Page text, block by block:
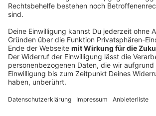
macht." Und weiter sagt sie: "Uns
einfach wahnsinnig im Kopf herum.“
haben sie nun aufgeschrieben und
mit persönlichen Geschichten und
Haltung - das ist "Schritte" von
Anzeige